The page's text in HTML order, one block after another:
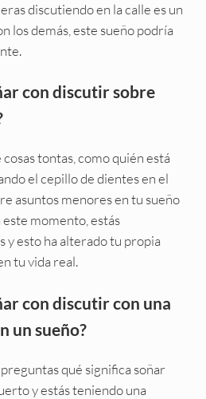
discutiendo en la calle es un
los demás, este sueño podría
con discutir sobre
tontas, como quién está
el cepillo de dientes en el
asuntos menores en tu sueño
momento, estás
y esto ha alterado tu propia
tu vida real.
con discutir con una
un sueño?
qué significa soñar
y estás teniendo una